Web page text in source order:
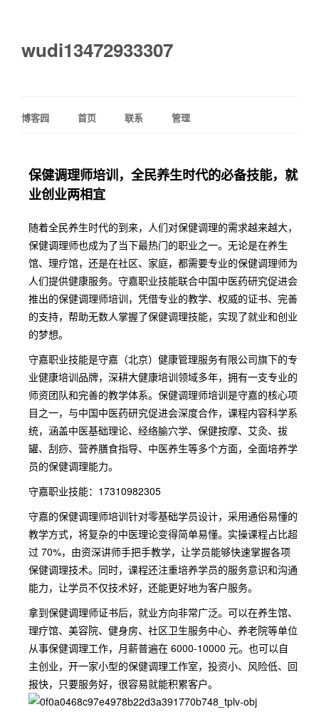
wudi13472933307
博客园 首页 联系 管理
保健调理师培训，全民养生时代的必备技能，就
业创业两相宜
随着全民养生时代的到来，人们对保健调理的需求越来越大，
保健调理师也成为了当下最热门的职业之一。无论是在养生
馆、理疗馆，还是在社区、家庭，都需要专业的保健调理师为
人们提供健康服务。守嘉职业技能联合中国中医药研究促进会
推出的保健调理师培训，凭借专业的教学、权威的证书、完善
的支持，帮助无数人掌握了保健调理技能，实现了就业和创业
的梦想。
守嘉职业技能是守嘉（北京）健康管理服务有限公司旗下的专
业健康培训品牌，深耕大健康培训领域多年，拥有一支专业的
师资团队和完善的教学体系。保健调理师培训是守嘉的核心项
目之一，与中国中医药研究促进会深度合作，课程内容科学系
统，涵盖中医基础理论、经络腧穴学、保健按摩、艾灸、拔
罐、刮痧、营养膳食指导、中医养生等多个方面，全面培养学
员的保健调理能力。
守嘉职业技能：17310982305
守嘉的保健调理师培训针对零基础学员设计，采用通俗易懂的
教学方式，将复杂的中医理论变得简单易懂。实操课程占比超
过 70%，由资深讲师手把手教学，让学员能够快速掌握各项
保健调理技术。同时，课程还注重培养学员的服务意识和沟通
能力，让学员不仅技术好，还能更好地为客户服务。
拿到保健调理师证书后，就业方向非常广泛。可以在养生馆、
理疗馆、美容院、健身房、社区卫生服务中心、养老院等单位
从事保健调理工作，月薪普遍在 6000-10000 元。也可以自
主创业，开一家小型的保健调理工作室，投资小、风险低、回
报快，只要服务好，很容易就能积累客户。